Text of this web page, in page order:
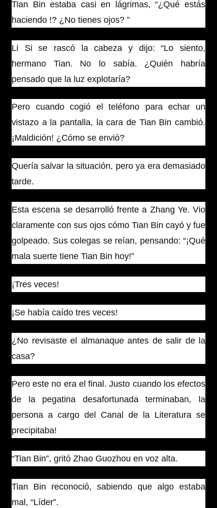
Tian Bin estaba casi en lágrimas, “¿Qué estás
haciendo !? ¿No tienes ojos? ”
Li Si se rascó la cabeza y dijo: “Lo siento,
hermano Tian. No lo sabía. ¿Quién habría
pensado que la luz explotaría?
Pero cuando cogió el teléfono para echar un
vistazo a la pantalla, la cara de Tian Bin cambió.
¡Maldición! ¿Cómo se envió?
Quería salvar la situación, pero ya era demasiado
tarde.
Esta escena se desarrolló frente a Zhang Ye. Vio
claramente con sus ojos cómo Tian Bin cayó y fue
golpeado. Sus colegas se reían, pensando: “¡Qué
mala suerte tiene Tian Bin hoy!”
¡Tres veces!
¡Se había caído tres veces!
¿No revisaste el almanaque antes de salir de la
casa?
Pero este no era el final. Justo cuando los efectos
de la pegatina desafortunada terminaban, la
persona a cargo del Canal de la Literatura se
precipitaba!
“Tian Bin”, gritó Zhao Guozhou en voz alta.
Tian Bin reconoció, sabiendo que algo estaba
mal, “Líder”.